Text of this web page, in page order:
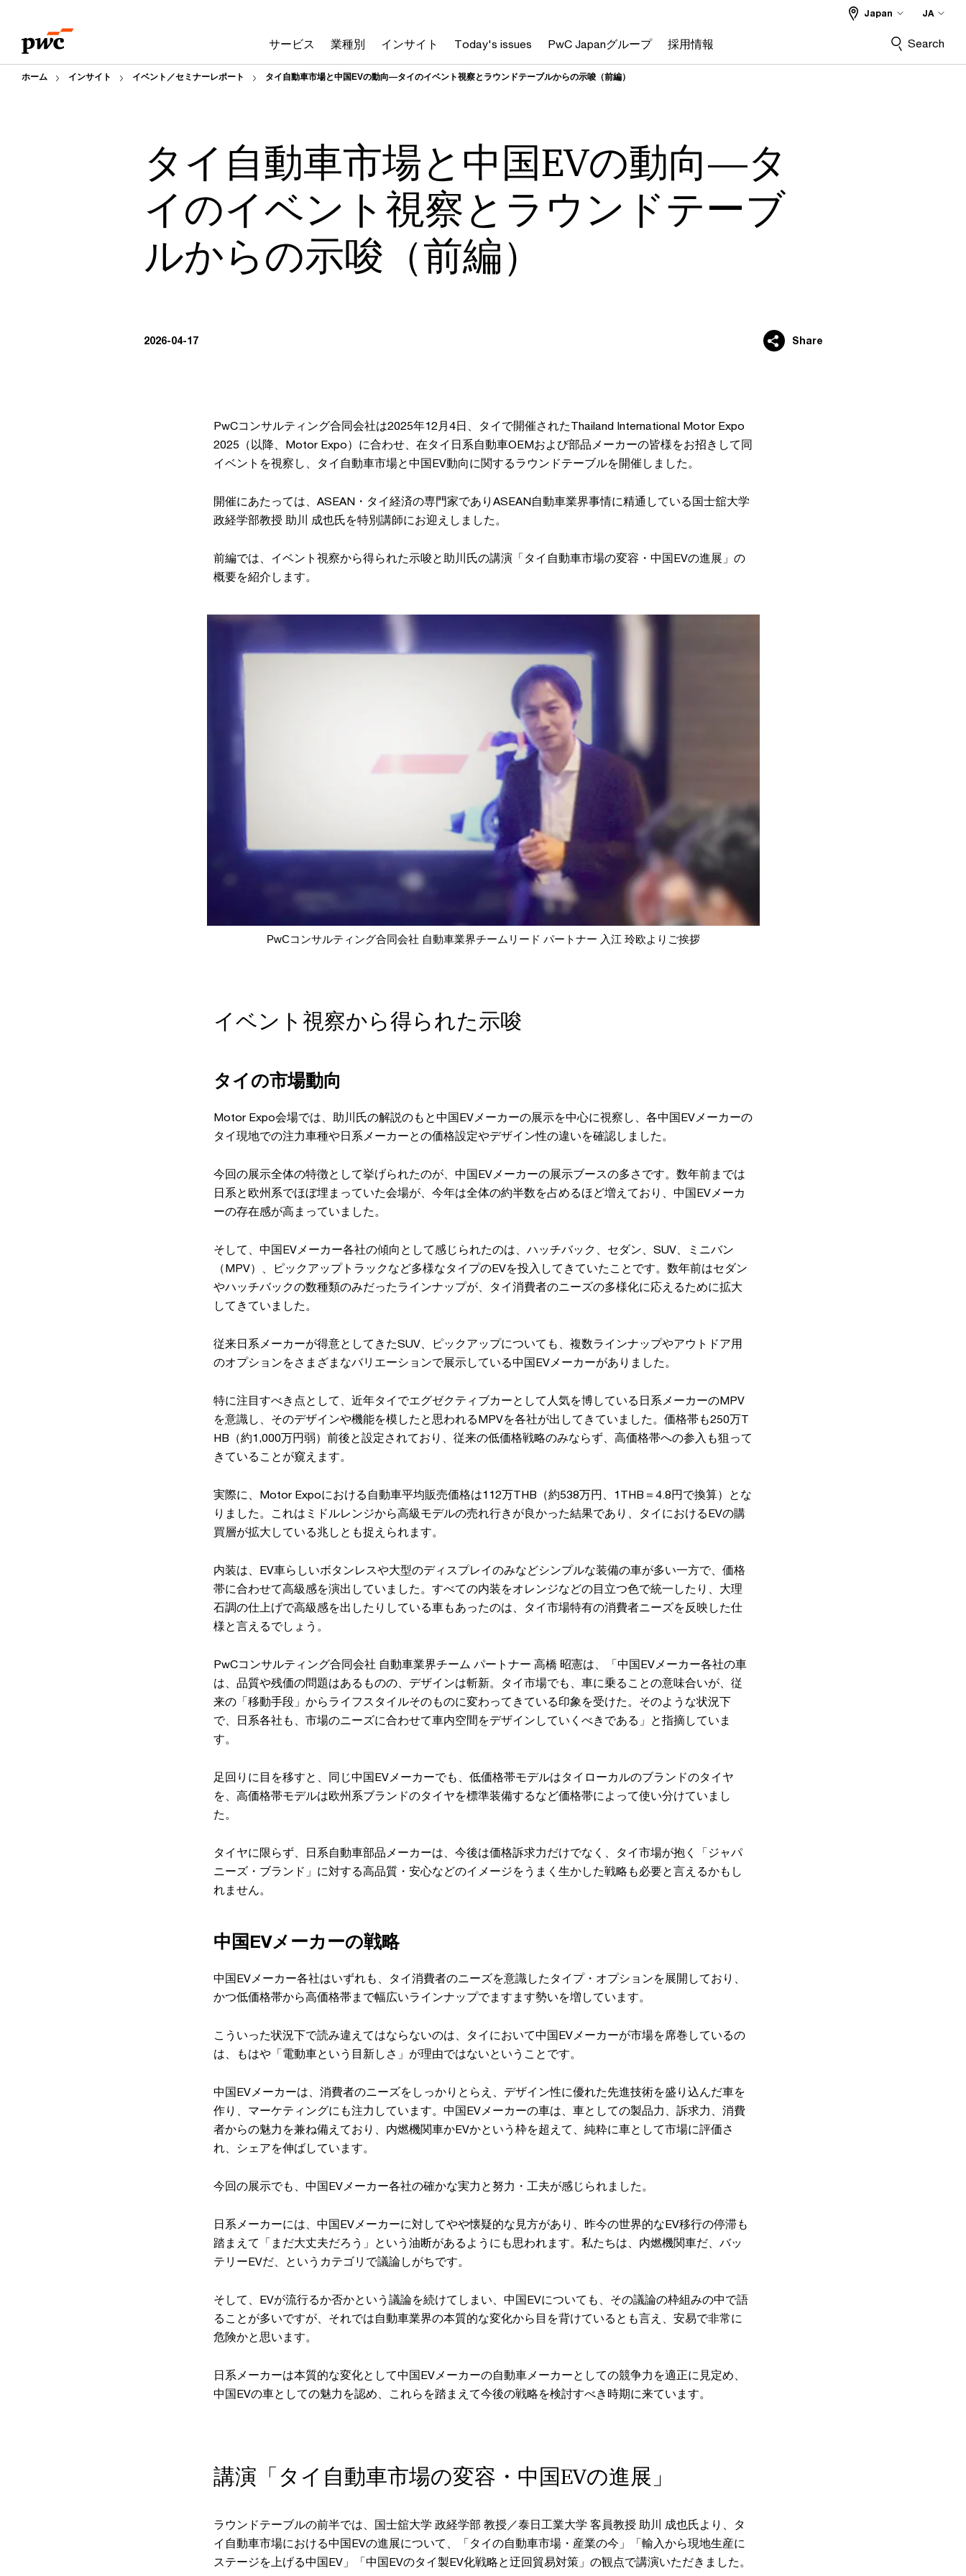
content
footer
サービス 業種別 インサイト Today's issues PwC Japanグループ 採用情報
Japan JA
Search
ホーム インサイト イベント／セミナーレポート タイ自動車市場と中国EVの動向―タイのイベント視察とラウンドテーブルからの示唆（前編）
タイ自動車市場と中国EVの動向―タ
イのイベント視察とラウンドテーブ
ルからの示唆（前編）
2026-04-17 Share
PwCコンサルティング合同会社は2025年12月4日、タイで開催されたThailand International Motor Expo
2025（以降、Motor Expo）に合わせ、在タイ日系自動車OEMおよび部品メーカーの皆様をお招きして同
イベントを視察し、タイ自動車市場と中国EV動向に関するラウンドテーブルを開催しました。
開催にあたっては、ASEAN・タイ経済の専門家でありASEAN自動車業界事情に精通している国士舘大学
政経学部教授 助川 成也氏を特別講師にお迎えしました。
前編では、イベント視察から得られた示唆と助川氏の講演「タイ自動車市場の変容・中国EVの進展」の
概要を紹介します。
PwCコンサルティング合同会社 自動車業界チームリード パートナー 入江 玲欧よりご挨拶
イベント視察から得られた示唆
タイの市場動向
Motor Expo会場では、助川氏の解説のもと中国EVメーカーの展示を中心に視察し、各中国EVメーカーの
タイ現地での注力車種や日系メーカーとの価格設定やデザイン性の違いを確認しました。
今回の展示全体の特徴として挙げられたのが、中国EVメーカーの展示ブースの多さです。数年前までは
日系と欧州系でほぼ埋まっていた会場が、今年は全体の約半数を占めるほど増えており、中国EVメーカ
ーの存在感が高まっていました。
そして、中国EVメーカー各社の傾向として感じられたのは、ハッチバック、セダン、SUV、ミニバン
（MPV）、ピックアップトラックなど多様なタイプのEVを投入してきていたことです。数年前はセダン
やハッチバックの数種類のみだったラインナップが、タイ消費者のニーズの多様化に応えるために拡大
してきていました。
従来日系メーカーが得意としてきたSUV、ピックアップについても、複数ラインナップやアウトドア用
のオプションをさまざまなバリエーションで展示している中国EVメーカーがありました。
特に注目すべき点として、近年タイでエグゼクティブカーとして人気を博している日系メーカーのMPV
を意識し、そのデザインや機能を模したと思われるMPVを各社が出してきていました。価格帯も250万T
HB（約1,000万円弱）前後と設定されており、従来の低価格戦略のみならず、高価格帯への参入も狙って
きていることが窺えます。
実際に、Motor Expoにおける自動車平均販売価格は112万THB（約538万円、1THB＝4.8円で換算）とな
りました。これはミドルレンジから高級モデルの売れ行きが良かった結果であり、タイにおけるEVの購
買層が拡大している兆しとも捉えられます。
内装は、EV車らしいボタンレスや大型のディスプレイのみなどシンプルな装備の車が多い一方で、価格
帯に合わせて高級感を演出していました。すべての内装をオレンジなどの目立つ色で統一したり、大理
石調の仕上げで高級感を出したりしている車もあったのは、タイ市場特有の消費者ニーズを反映した仕
様と言えるでしょう。
PwCコンサルティング合同会社 自動車業界チーム パートナー 高橋 昭憲は、「中国EVメーカー各社の車
は、品質や残価の問題はあるものの、デザインは斬新。タイ市場でも、車に乗ることの意味合いが、従
来の「移動手段」からライフスタイルそのものに変わってきている印象を受けた。そのような状況下
で、日系各社も、市場のニーズに合わせて車内空間をデザインしていくべきである」と指摘していま
す。
足回りに目を移すと、同じ中国EVメーカーでも、低価格帯モデルはタイローカルのブランドのタイヤ
を、高価格帯モデルは欧州系ブランドのタイヤを標準装備するなど価格帯によって使い分けていまし
た。
タイヤに限らず、日系自動車部品メーカーは、今後は価格訴求力だけでなく、タイ市場が抱く「ジャパ
ニーズ・ブランド」に対する高品質・安心などのイメージをうまく生かした戦略も必要と言えるかもし
れません。
中国EVメーカーの戦略
中国EVメーカー各社はいずれも、タイ消費者のニーズを意識したタイプ・オプションを展開しており、
かつ低価格帯から高価格帯まで幅広いラインナップでますます勢いを増しています。
こういった状況下で読み違えてはならないのは、タイにおいて中国EVメーカーが市場を席巻しているの
は、もはや「電動車という目新しさ」が理由ではないということです。
中国EVメーカーは、消費者のニーズをしっかりとらえ、デザイン性に優れた先進技術を盛り込んだ車を
作り、マーケティングにも注力しています。中国EVメーカーの車は、車としての製品力、訴求力、消費
者からの魅力を兼ね備えており、内燃機関車かEVかという枠を超えて、純粋に車として市場に評価さ
れ、シェアを伸ばしています。
今回の展示でも、中国EVメーカー各社の確かな実力と努力・工夫が感じられました。
日系メーカーには、中国EVメーカーに対してやや懐疑的な見方があり、昨今の世界的なEV移行の停滞も
踏まえて「まだ大丈夫だろう」という油断があるようにも思われます。私たちは、内燃機関車だ、バッ
テリーEVだ、というカテゴリで議論しがちです。
そして、EVが流行るか否かという議論を続けてしまい、中国EVについても、その議論の枠組みの中で語
ることが多いですが、それでは自動車業界の本質的な変化から目を背けているとも言え、安易で非常に
危険かと思います。
日系メーカーは本質的な変化として中国EVメーカーの自動車メーカーとしての競争力を適正に見定め、
中国EVの車としての魅力を認め、これらを踏まえて今後の戦略を検討すべき時期に来ています。
講演「タイ自動車市場の変容・中国EVの進展」
ラウンドテーブルの前半では、国士舘大学 政経学部 教授／泰日工業大学 客員教授 助川 成也氏より、タ
イ自動車市場における中国EVの進展について、「タイの自動車市場・産業の今」「輸入から現地生産に
ステージを上げる中国EV」「中国EVのタイ製EV化戦略と迂回貿易対策」の観点で講演いただきました。